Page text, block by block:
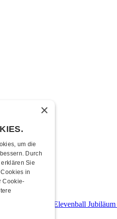
findet das 25. Elevenball Jubiläum
×
um die
Durch
Sie
in
Cookie-